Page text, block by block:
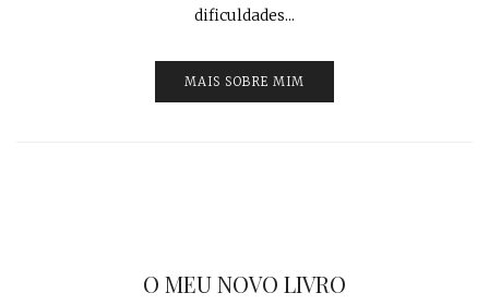
dificuldades...
MAIS SOBRE MIM
O MEU NOVO LIVRO